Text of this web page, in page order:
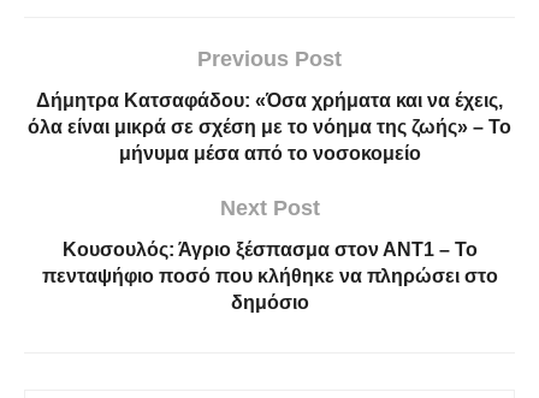
Previous Post
Δήμητρα Κατσαφάδου: «Όσα χρήματα και να έχεις,
όλα είναι μικρά σε σχέση με το νόημα της ζωής» – Το
μήνυμα μέσα από το νοσοκομείο
Next Post
Κουσουλός: Άγριο ξέσπασμα στον ΑΝΤ1 – Το
πενταψήφιο ποσό που κλήθηκε να πληρώσει στο
δημόσιο